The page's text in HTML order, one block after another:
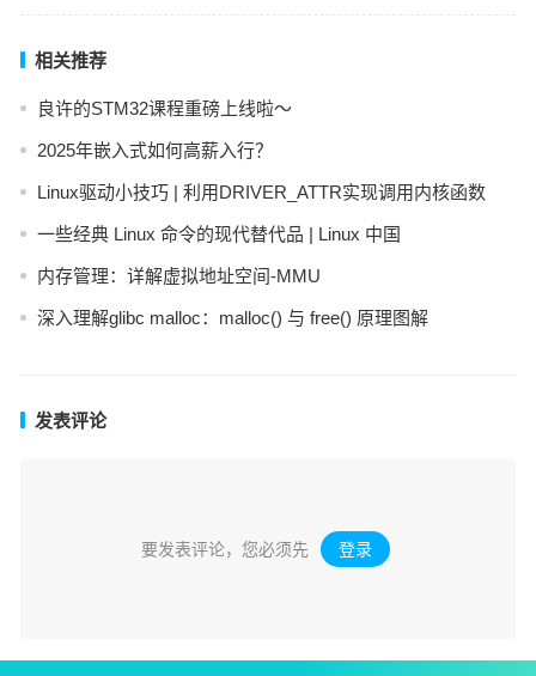
相关推荐
良许的STM32课程重磅上线啦～
2025年嵌入式如何高薪入行？
Linux驱动小技巧 | 利用DRIVER_ATTR实现调用内核函数
一些经典 Linux 命令的现代替代品 | Linux 中国
内存管理：详解虚拟地址空间-MMU
深入理解glibc malloc：malloc() 与 free() 原理图解
发表评论
要发表评论，您必须先 登录 。